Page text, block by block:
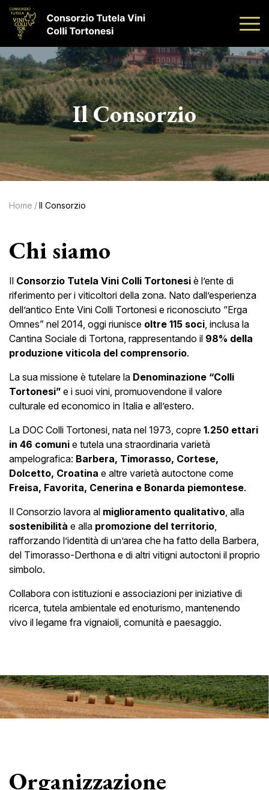
Il Consorzio
Home /Il Consorzio
Chi siamo
Il Consorzio Tutela Vini Colli Tortonesi è l’ente di
riferimento per i viticoltori della zona. Nato dall’esperienza
dell’antico Ente Vini Colli Tortonesi e riconosciuto “Erga
Omnes” nel 2014, oggi riunisce oltre 115 soci, inclusa la
Cantina Sociale di Tortona, rappresentando il 98% della
produzione viticola del comprensorio.
La sua missione è tutelare la Denominazione “Colli
Tortonesi” e i suoi vini, promuovendone il valore
culturale ed economico in Italia e all’estero.
La DOC Colli Tortonesi, nata nel 1973, copre 1.250 ettari
in 46 comuni e tutela una straordinaria varietà
ampelografica: Barbera, Timorasso, Cortese,
Dolcetto, Croatina e altre varietà autoctone come
Freisa, Favorita, Cenerina e Bonarda piemontese.
Il Consorzio lavora al miglioramento qualitativo, alla
sostenibilità e alla promozione del territorio,
rafforzando l’identità di un’area che ha fatto della Barbera,
del Timorasso-Derthona e di altri vitigni autoctoni il proprio
simbolo.
Collabora con istituzioni e associazioni per iniziative di
ricerca, tutela ambientale ed enoturismo, mantenendo
vivo il legame fra vignaioli, comunità e paesaggio.
Organizzazione